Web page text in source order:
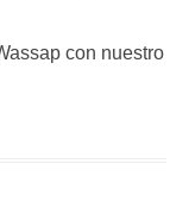
con nuestro